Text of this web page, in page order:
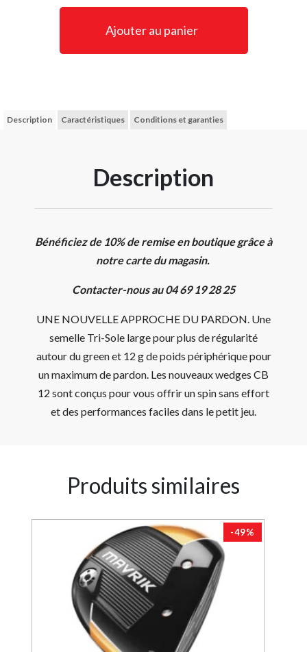
Ajouter au panier
Description Caractéristiques Conditions et garanties
Description
Bénéficiez de 10% de remise en boutique grâce à
notre carte du magasin.
Contacter-nous au 04 69 19 28 25
UNE NOUVELLE APPROCHE DU PARDON. Une
semelle Tri-Sole large pour plus de régularité
autour du green et 12 g de poids périphérique pour
un maximum de pardon. Les nouveaux wedges CB
12 sont conçus pour vous offrir un spin sans effort
et des performances faciles dans le petit jeu.
Produits similaires
-49%